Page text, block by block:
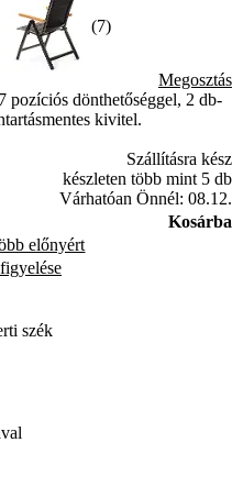
(7)
Megosztás
pozíciós dönthetőséggel, 2 db-
kivitel.
Szállításra kész
készleten több mint 5 db
Várhatóan Önnél: 08.12.
Kosárba
előnyért
szék